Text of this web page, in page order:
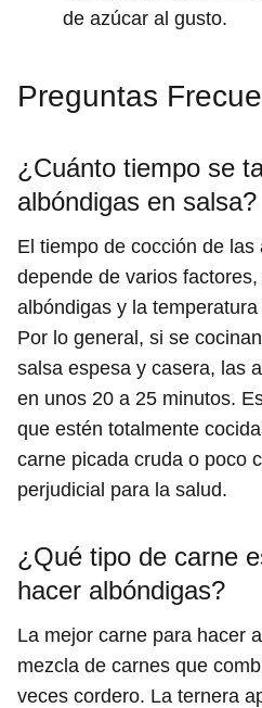
de azúcar al gusto.
Preguntas
¿Cuánto tiempo se
albóndigas en salsa?
El tiempo de cocción de
depende de varios
albóndigas y la
Por lo general, si se
salsa espesa y casera, las
en unos 20 a 25 minutos.
que estén totalmente
carne picada cruda o poco
perjudicial para la salud.
¿Qué tipo de carne
hacer albóndigas?
La mejor carne para hacer
mezcla de carnes que
veces cordero. La ternera